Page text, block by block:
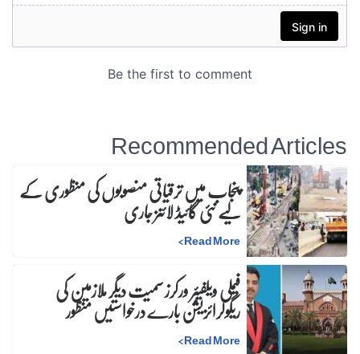
Recommended Articles
پنجاب میں ترقیاتی منصوبوں کی منظوری کے
لیے نئی گائیڈ لائنز جاری
Read More
>
فیملی ویلفیئر ورکرز سمیت دیگر ملازمین کی
ریگولرائزیشن بارے درخواستیں منظور
Read More
>